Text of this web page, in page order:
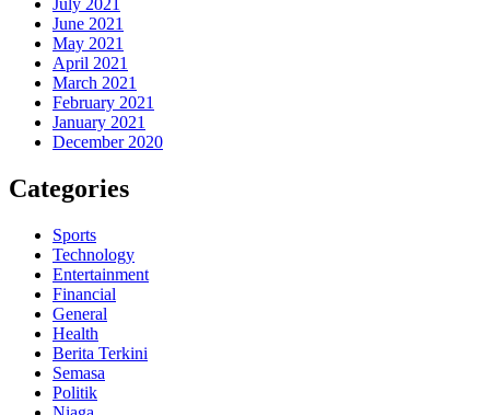
July 2021
June 2021
May 2021
April 2021
March 2021
February 2021
January 2021
December 2020
Categories
Sports
Technology
Entertainment
Financial
General
Health
Berita Terkini
Semasa
Politik